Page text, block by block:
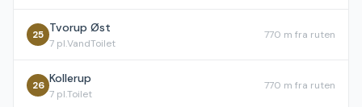
25 Tvorup Øst
7 pl.VandToilet
770 m fra ruten
26 Kollerup
7 pl.Toilet
770 m fra ruten